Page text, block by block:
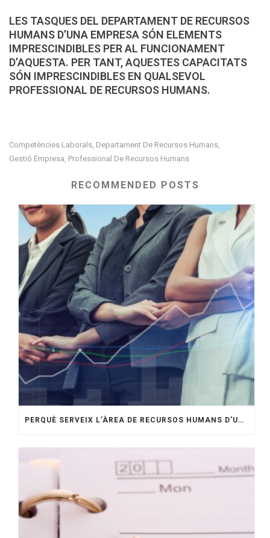
LES TASQUES DEL DEPARTAMENT DE RECURSOS
HUMANS D’UNA EMPRESA SÓN ELEMENTS
IMPRESCINDIBLES PER AL FUNCIONAMENT
D’AQUESTA. PER TANT, AQUESTES CAPACITATS
SÓN IMPRESCINDIBLES EN QUALSEVOL
PROFESSIONAL DE RECURSOS HUMANS.
Competències Laborals, Departament De Recursos Humans,
Gestió Empresa, Professional De Recursos Humans
RECOMMENDED POSTS
PERQUÈ SERVEIX L’ÀREA DE RECURSOS HUMANS D’UNA EMPRESA?